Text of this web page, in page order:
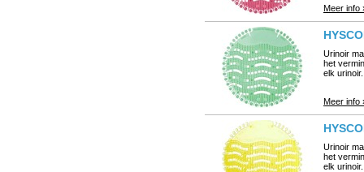
Meer info
Urinoir
het
elk
Meer info
Urinoir
het
elk